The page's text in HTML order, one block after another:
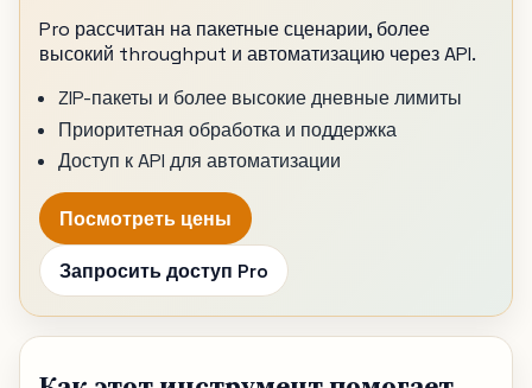
Pro рассчитан на пакетные сценарии, более
высокий throughput и автоматизацию через API.
ZIP-пакеты и более высокие дневные лимиты
Приоритетная обработка и поддержка
Доступ к API для автоматизации
Посмотреть цены
Запросить доступ Pro